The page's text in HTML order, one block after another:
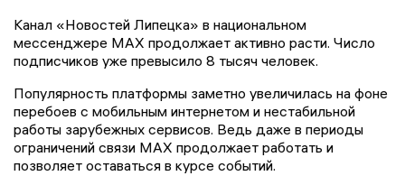
Канал «Новостей Липецка» в национальном
мессенджере MAX продолжает активно расти. Число
подписчиков уже превысило 8 тысяч человек.
Популярность платформы заметно увеличилась на фоне
перебоев с мобильным интернетом и нестабильной
работы зарубежных сервисов. Ведь даже в периоды
ограничений связи MAX продолжает работать и
позволяет оставаться в курсе событий.